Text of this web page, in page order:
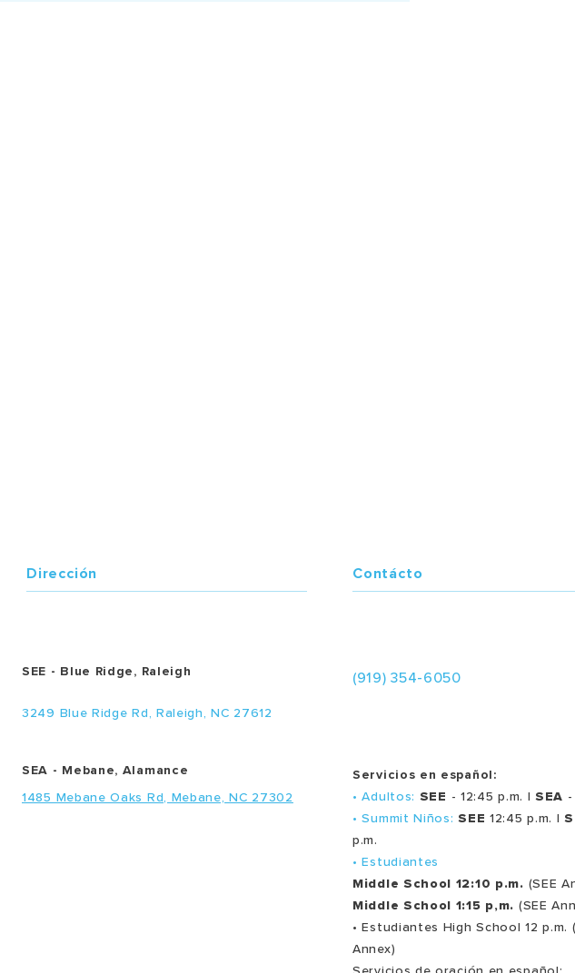
Dirección Contácto
SEE - Blue Ridge, Raleigh
3249 Blue Ridge Rd, Raleigh, NC 27612
(919) 354-6050
SEA - Mebane, Alamance
1485 Mebane Oaks Rd, Mebane, NC 27302
Servicios en español:
• Adultos: SEE - 12:45 p.m. |SEA
• Summit Niños:SEE 12:45 p.m. |
p.m.
• Estudiantes
Middle School 12:10 p.m. (SEE
Middle School 1:15 p,m. (SEE
• Estudiantes High School 12 p.m.
Annex)